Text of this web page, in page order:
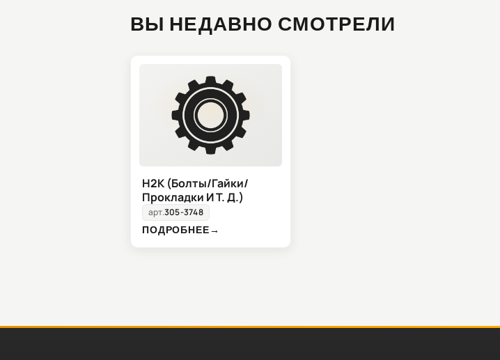
ВЫ НЕДАВНО СМОТРЕЛИ
H2K (Болты/Гайки/
Прокладки И Т. Д.)
арт.305-3748
ПОДРОБНЕЕ→